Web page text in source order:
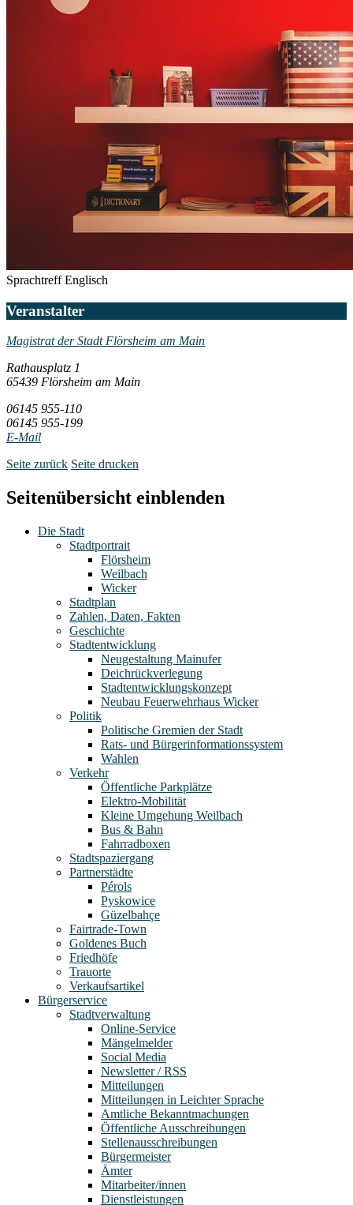
Sprachtreff Englisch
Veranstalter
Magistrat der Stadt Flörsheim am Main
Rathausplatz 1
65439 Flörsheim am Main
06145 955-110
06145 955-199
E-Mail
Seite zurück Seite drucken
Seitenübersicht einblenden
Die Stadt
Stadtportrait
Flörsheim
Weilbach
Wicker
Stadtplan
Zahlen, Daten, Fakten
Geschichte
Stadtentwicklung
Neugestaltung Mainufer
Deichrückverlegung
Stadtentwicklungskonzept
Neubau Feuerwehrhaus Wicker
Politik
Politische Gremien der Stadt
Rats- und Bürgerinformationssystem
Wahlen
Verkehr
Öffentliche Parkplätze
Elektro-Mobilität
Kleine Umgehung Weilbach
Bus & Bahn
Fahrradboxen
Stadtspaziergang
Partnerstädte
Pérols
Pyskowice
Güzelbahçe
Fairtrade-Town
Goldenes Buch
Friedhöfe
Trauorte
Verkaufsartikel
Bürgerservice
Stadtverwaltung
Online-Service
Mängelmelder
Social Media
Newsletter / RSS
Mitteilungen
Mitteilungen in Leichter Sprache
Amtliche Bekanntmachungen
Öffentliche Ausschreibungen
Stellenausschreibungen
Bürgermeister
Ämter
Mitarbeiter/innen
Dienstleistungen